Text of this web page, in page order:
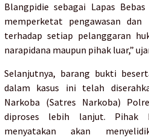
Blangpidie sebagai Lapas
memperketat pengawasan
terhadap setiap pelanggaran
narapidana maupun pihak luar,”
Selanjutnya, barang bukti
dalam kasus ini telah
Narkoba (Satres Narkoba)
diproses lebih lanjut. Pihak
menyatakan akan